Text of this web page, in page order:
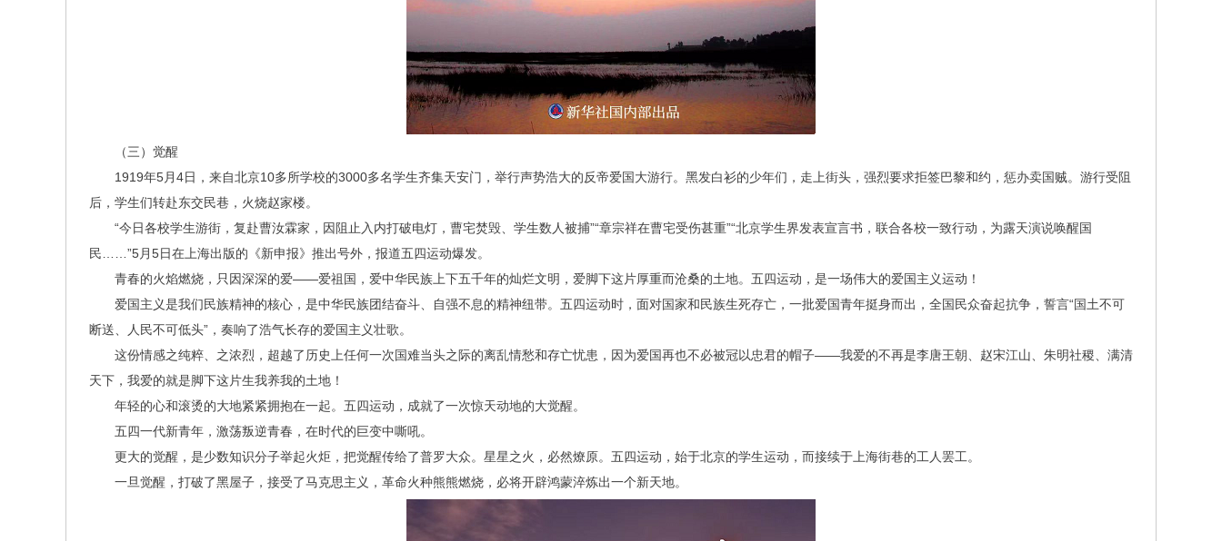
（三）觉醒
1919年5月4日，来自北京10多所学校的3000多名学生齐集天安门，举行声势浩大的反帝爱国大游行。黑发白衫的少年们，走上街头，强烈要求拒签巴黎和约，惩办卖国贼。游行受阻
后，学生们转赴东交民巷，火烧赵家楼。
“今日各校学生游街，复赴曹汝霖家，因阻止入内打破电灯，曹宅焚毁、学生数人被捕”“章宗祥在曹宅受伤甚重”“北京学生界发表宣言书，联合各校一致行动，为露天演说唤醒国
民……”5月5日在上海出版的《新申报》推出号外，报道五四运动爆发。
青春的火焰燃烧，只因深深的爱——爱祖国，爱中华民族上下五千年的灿烂文明，爱脚下这片厚重而沧桑的土地。五四运动，是一场伟大的爱国主义运动！
爱国主义是我们民族精神的核心，是中华民族团结奋斗、自强不息的精神纽带。五四运动时，面对国家和民族生死存亡，一批爱国青年挺身而出，全国民众奋起抗争，誓言“国土不可
断送、人民不可低头”，奏响了浩气长存的爱国主义壮歌。
这份情感之纯粹、之浓烈，超越了历史上任何一次国难当头之际的离乱情愁和存亡忧患，因为爱国再也不必被冠以忠君的帽子——我爱的不再是李唐王朝、赵宋江山、朱明社稷、满清
天下，我爱的就是脚下这片生我养我的土地！
年轻的心和滚烫的大地紧紧拥抱在一起。五四运动，成就了一次惊天动地的大觉醒。
五四一代新青年，激荡叛逆青春，在时代的巨变中嘶吼。
更大的觉醒，是少数知识分子举起火炬，把觉醒传给了普罗大众。星星之火，必然燎原。五四运动，始于北京的学生运动，而接续于上海街巷的工人罢工。
一旦觉醒，打破了黑屋子，接受了马克思主义，革命火种熊熊燃烧，必将开辟鸿蒙淬炼出一个新天地。